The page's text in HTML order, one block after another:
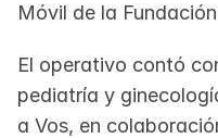
Móvil de la
El operativo contó
pediatría y
a Vos, en